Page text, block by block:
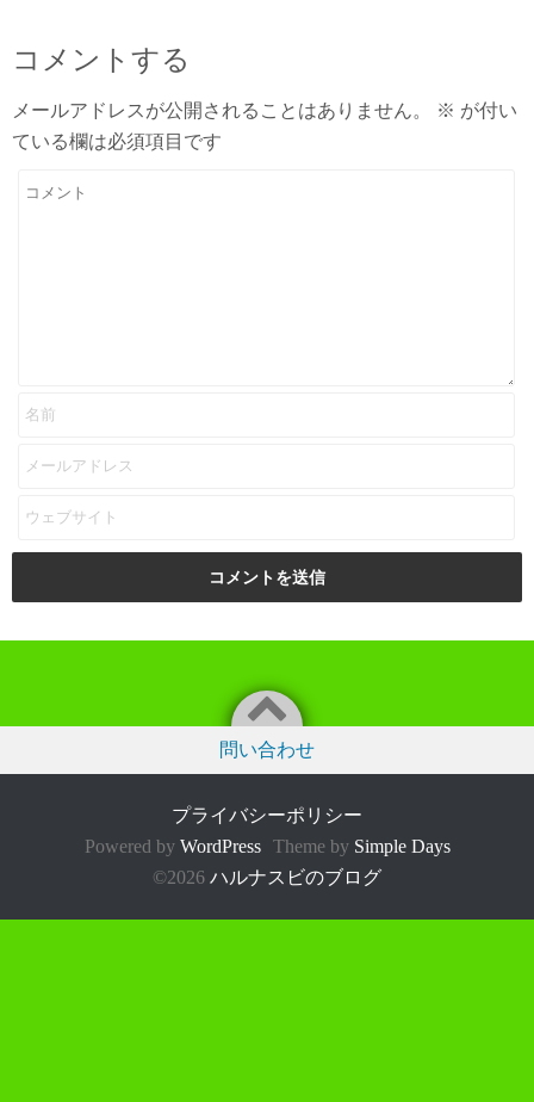
コメントする
メールアドレスが公開されることはありません。 ※ が付い
ている欄は必須項目です
問い合わせ
プライバシーポリシー
Powered by WordPress Theme by Simple Days
©2026 ハルナスビのブログ